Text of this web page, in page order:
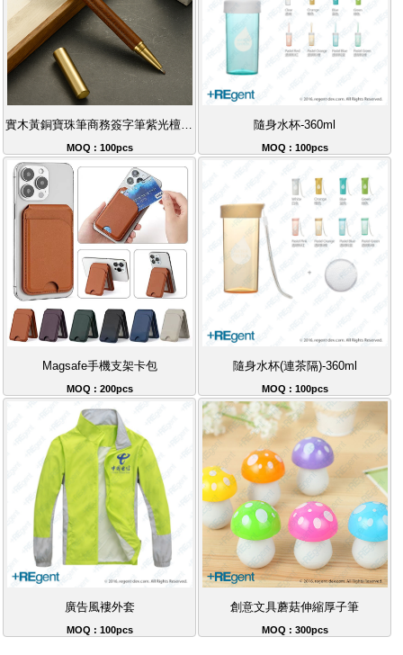
實木黃銅寶珠筆商務簽字筆紫光檀紅檀花梨木
MOQ : 100pcs
隨身水杯-360ml
MOQ : 100pcs
Magsafe手機支架卡包
MOQ : 200pcs
隨身水杯(連茶隔)-360ml
MOQ : 100pcs
廣告風褸外套
MOQ : 100pcs
創意文具蘑菇伸縮厚子筆
MOQ : 300pcs